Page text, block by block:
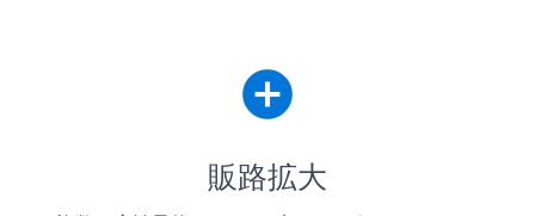
add_circle
販路拡大